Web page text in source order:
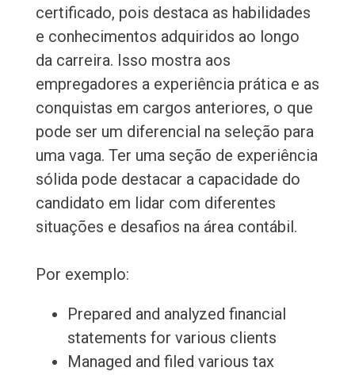
certificado, pois destaca as habilidades
e conhecimentos adquiridos ao longo
da carreira. Isso mostra aos
empregadores a experiência prática e as
conquistas em cargos anteriores, o que
pode ser um diferencial na seleção para
uma vaga. Ter uma seção de experiência
sólida pode destacar a capacidade do
candidato em lidar com diferentes
situações e desafios na área contábil.
Por exemplo:
Prepared and analyzed financial
statements for various clients
Managed and filed various tax